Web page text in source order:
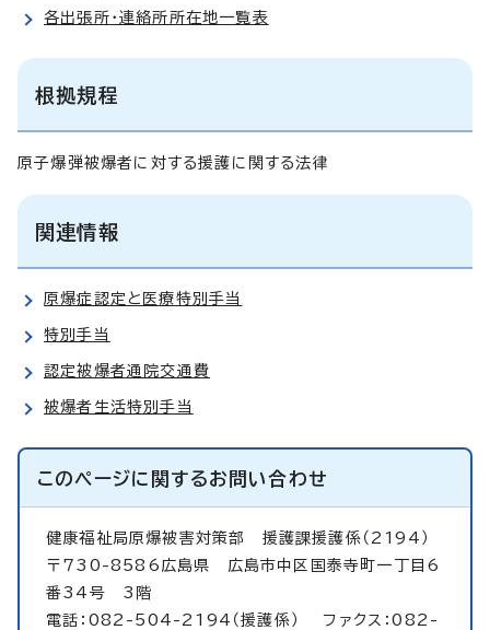
各出張所・連絡所所在地一覧表
根拠規程
原子爆弾被爆者に対する援護に関する法律
関連情報
原爆症認定と医療特別手当
特別手当
認定被爆者通院交通費
被爆者生活特別手当
このページに関するお問い合わせ
健康福祉局原爆被害対策部 援護課援護係（2194）
〒730-8586広島県 広島市中区国泰寺町一丁目6
番34号 3階
電話：082-504-2194（援護係） ファクス：082-